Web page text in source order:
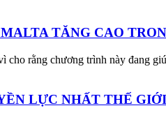
TĂNG CAO
rằng chương trình này đang
LỰC NHẤT THẾ GIỚI